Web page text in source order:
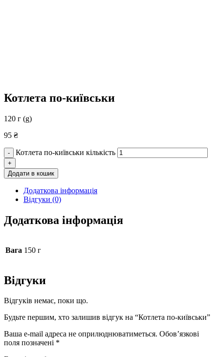
Котлета по-київськи
120 г (g)
95 ₴
- Котлета по-київськи кількість
+
Додати в кошик
Додаткова інформація
Відгуки (0)
Додаткова інформація
Вага 150 г
Відгуки
Відгуків немає, поки що.
Будьте першим, хто залишив відгук на “Котлета по-київськи”
Ваша e-mail адреса не оприлюднюватиметься. Обов’язкові
поля позначені *